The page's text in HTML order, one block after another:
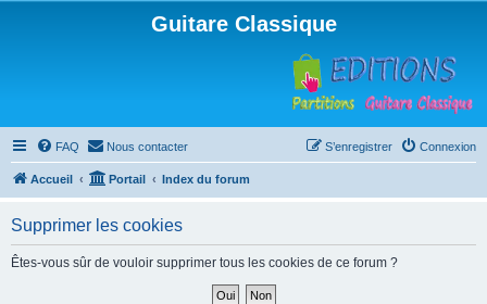
Guitare Classique
FAQ Nous contacter Connexion
S’enregistrer
Accueil Portail Index du forum
Supprimer les cookies
Êtes-vous sûr de vouloir supprimer tous les cookies de ce forum ?